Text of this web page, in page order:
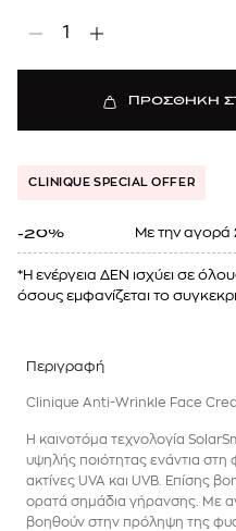
1
ΠΡΟΣΘΗΚΗ
CLINIQUE SPECIAL OFFER
-20% Mε την αγορά
*Η ενέργεια ΔΕΝ ισχύει σε
όσους εμφανίζεται το
Περιγραφή
Clinique Anti-Wrinkle Face
Η καινοτόμα τεχνολογία
υψηλής ποιότητας ενάντια
ακτίνες UVA και UVB. Επίσης
ορατά σημάδια γήρανσης. Με
βοηθούν στην πρόληψη της